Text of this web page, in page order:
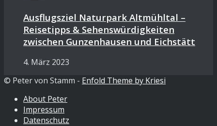
Ausflugsziel Naturpark Altmühltal –
Reisetipps & Sehenswürdigkeiten
zwischen Gunzenhausen und Eichstätt
4. März 2023
© Peter von Stamm - Enfold Theme by Kriesi
About Peter
Impressum
Datenschutz